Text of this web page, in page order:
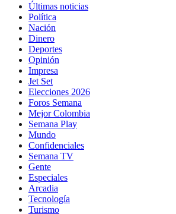
Últimas noticias
Política
Nación
Dinero
Deportes
Opinión
Impresa
Jet Set
Elecciones 2026
Foros Semana
Mejor Colombia
Semana Play
Mundo
Confidenciales
Semana TV
Gente
Especiales
Arcadia
Tecnología
Turismo